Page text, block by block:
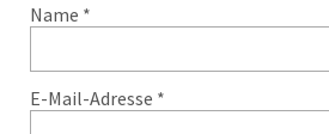
Name *
E-Mail-Adresse *